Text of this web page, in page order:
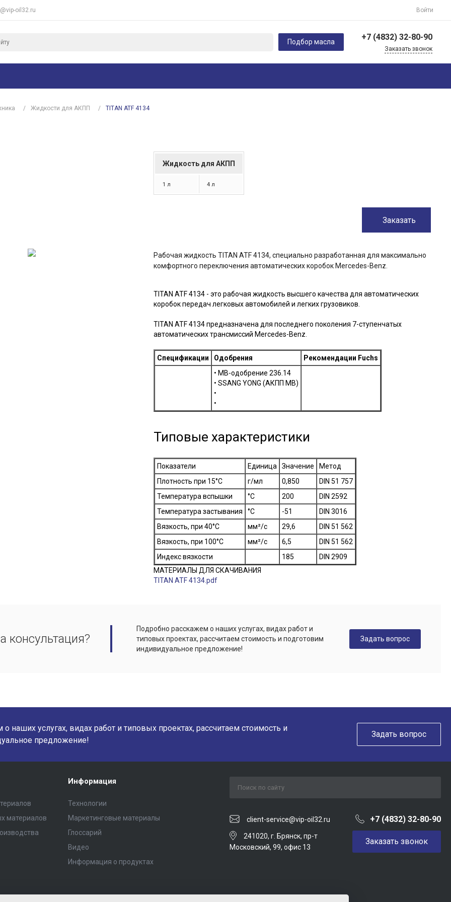
oil32.ru Войти
Подбор масла
+7 (4832) 32-80-90
шоссе, 4
oil32.ru
Пн-Пт 9:00-18:00 Cб-Вс
Выходной
Заказать звонок
/ Жидкости для АКПП / TITAN ATF 4134
Жидкость для АКПП
1 л 4 л
Заказать
Рабочая жидкость TITAN ATF 4134, специально разработанная для максимально
комфортного переключения автоматических коробок Mercedes-Benz.
TITAN ATF 4134 - это рабочая жидкость высшего качества для автоматических
коробок передач легковых автомобилей и легких грузовиков.
TITAN ATF 4134 предназначена для последнего поколения 7-ступенчатых
автоматических трансмиссий Mercedes-Benz.
Спецификации Одобрения
Рекомендации Fuchs
• MB-одобрение 236.14
• SSANG YONG (АКПП MB)
•
•
Типовые характеристики
Показатели Единица Значение
Метод
Плотность при 15°С
г/мл 0,850
DIN 51 757
Температура вспышки
°C 200
DIN 2592
Температура застывания
°C -51
DIN 3016
Вязкость, при 40°C
мм²/c 29,6
DIN 51 562
Вязкость, при 100°C
мм²/c 6,5
DIN 51 562
Индекс вязкости
185
DIN 2909
МАТЕРИАЛЫ ДЛЯ СКАЧИВАНИЯ
TITAN ATF 4134.pdf
консультация?
Подробно расскажем о наших услугах, видах работ и
типовых проектах, рассчитаем стоимость и подготовим
индивидуальное предложение!
Задать вопрос
наших услугах, видах работ и типовых проектах, рассчитаем стоимость и
предложение!
Задать вопрос
материалов
Информация
Технологии
Маркетинговые материалы
Глоссарий
Видео
Информация о продуктах
client-service@vip-oil32.ru +7 (4832) 32-80-90
241020, г. Брянск, пр-т
Московский, 99, офис 13
Заказать звонок